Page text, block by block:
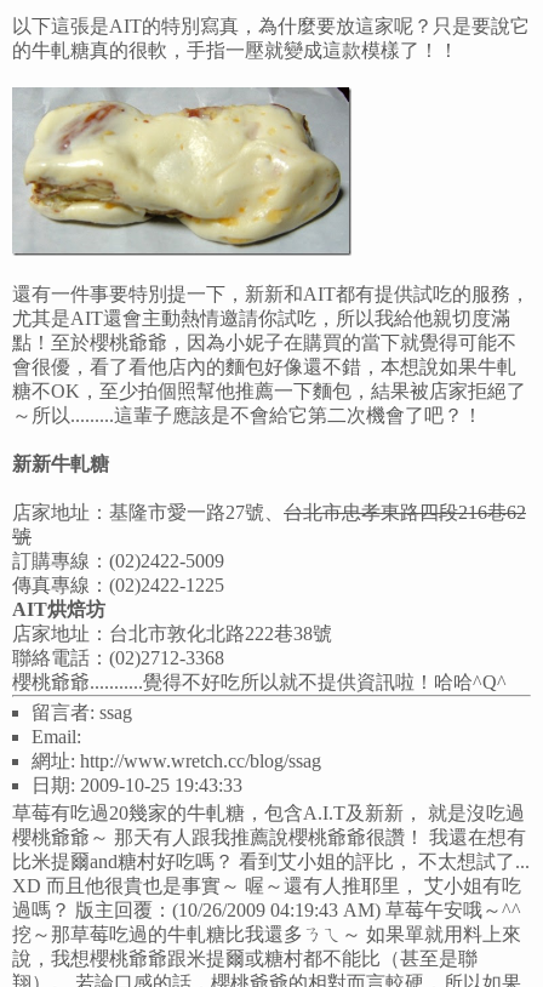
以下這張是AIT的特別寫真，為什麼要放這家呢？只是要說它
的牛軋糖真的很軟，手指一壓就變成這款模樣了！！
還有一件事要特別提一下，新新和AIT都有提供試吃的服務，
尤其是AIT還會主動熱情邀請你試吃，所以我給他親切度滿
點！至於櫻桃爺爺，因為小妮子在購買的當下就覺得可能不
會很優，看了看他店內的麵包好像還不錯，本想說如果牛軋
糖不OK，至少拍個照幫他推薦一下麵包，結果被店家拒絕了
～所以.........這輩子應該是不會給它第二次機會了吧？！
新新牛軋糖
店家地址：基隆市愛一路27號、 台北市忠孝東路四段216巷62
號
訂購專線：(02)2422-5009
傳真專線：(02)2422-1225
AIT烘焙坊
店家地址：台北市敦化北路222巷38號
聯絡電話：(02)2712-3368
櫻桃爺爺...........覺得不好吃所以就不提供資訊啦！哈哈^Q^
留言者: ssag
Email:
網址: http://www.wretch.cc/blog/ssag
日期: 2009-10-25 19:43:33
草莓有吃過20幾家的牛軋糖，包含A.I.T及新新， 就是沒吃過
櫻桃爺爺～ 那天有人跟我推薦說櫻桃爺爺很讚！ 我還在想有
比米提爾and糖村好吃嗎？ 看到艾小姐的評比， 不太想試了...
XD 而且他很貴也是事實～ 喔～還有人推耶里， 艾小姐有吃
過嗎？ 版主回覆：(10/26/2009 04:19:43 AM) 草莓午安哦～^^
挖～那草莓吃過的牛軋糖比我還多ㄋㄟ～ 如果單就用料上來
說，我想櫻桃爺爺跟米提爾或糖村都不能比（甚至是聯
翔）。 若論口感的話，櫻桃爺爺的相對而言較硬，所以如果